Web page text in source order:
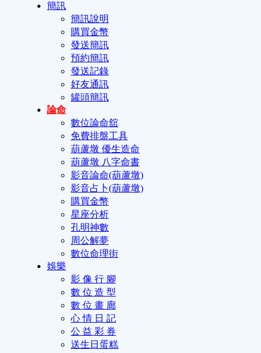
簡訊
簡訊說明
購買金幣
發送簡訊
預約簡訊
發送記錄
好友通訊
罐頭簡訊
論命
數位論命舘
免費排盤工具
葫蘆墩 優生造命
葫蘆墩 八字命書
影音論命(葫蘆墩)
影音占卜(葫蘆墩)
購買金幣
星座分析
孔明神數
周公解夢
數位命理街
娛樂
影 像 行 腳
數 位 造 型
數 位 畫 廊
心 情 日 記
公 益 彩 券
送生日蛋糕